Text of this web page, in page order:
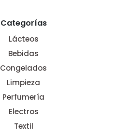
Categorías
Lácteos
Bebidas
Congelados
Limpieza
Perfumería
Electros
Textil